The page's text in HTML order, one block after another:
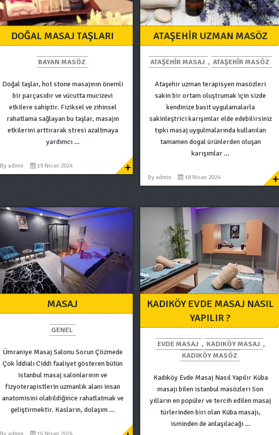
DOĞAL MASAJ TAŞLARI
BAYAN MASÖZ
Doğal taşlar, hot stone masajının önemli
bir parçasıdır ve vücutta mucizevi
etkilere sahiptir. Fiziksel ve zihinsel
rahatlama sağlayan bu taşlar, masajın
etkilerini arttırarak stresi azaltmaya
yardımcı …
By admin 19 Nisan 2024 +
ATAŞEHIR UZMAN MASÖZ
ATAŞEHIR MASAJ , ATAŞEHIR MASÖZ
Ataşehir uzman terapisyen masözleri
sakin bir ortam oluştrumak için sizde
kendinize basit uygulamalarla
sakinleştrici karışımlar elde edebilirsiniz
tıpkı masaj uygulmalarında kullanılan
tamamen dogal ürünlerden oluşan
karışımlar …
By admin 18 Nisan 2024 +
MASAJ
GENEL
Ümraniye Masaj Salonu Sorun Çözmede
Çok İddialı Ciddi faaliyet gösteren bütün
istanbul masaj salonlarının ve
fizyoterapistlerin uzmanlık alanı insan
anatomisini olabildiğince rahatlatmak ve
geliştirmektir. Kasların, dolaşım …
KADIKÖY EVDE MASAJ NASIL
YAPILIR ?
EVDE MASAJ , KADIKÖY MASAJ ,
KADIKÖY MASÖZ
Kadıköy Evde Masaj Nasıl Yapılır Küba
masajı bilen istanbul masözleri Son
yılların en popüler ve tercih edilen masaj
türlerinden biri olan Küba masajı,
isminden de anlaşılacağı …